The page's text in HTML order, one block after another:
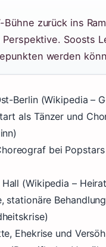
zurück ins
Soosts
werden
Berlin (Wikipedia –
als Tänzer und
bei
(Wikipedia –
stationäre
Ehekrise und